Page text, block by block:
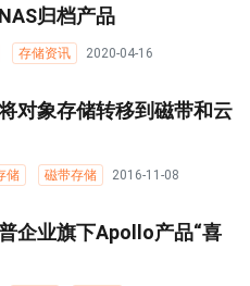
归档产品
存储资讯 2020-04-16
对象存储转移到磁带和云
储 磁带存储 2016-11-08
企业旗下Apollo产品“喜